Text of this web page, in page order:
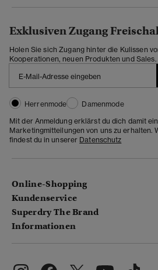
Exklusiven Zugang
Holen Sie sich Zugang hinter die Kulissen
Kooperationen, neuen Produkten und Sales.
Herrenmode
Damenmode
Mit der Anmeldung erklärst du dich damit
Marketingmitteilungen von uns zu erhalten.
findest du in unserer Datenschutz
Online-Shopping
Kundenservice
Superdry The Brand
Informationen